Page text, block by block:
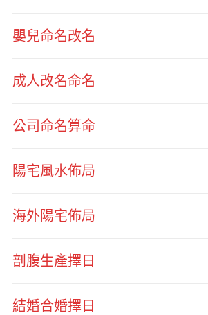
嬰兒命名改名
成人改名命名
公司命名算命
陽宅風水佈局
海外陽宅佈局
剖腹生產擇日
結婚合婚擇日